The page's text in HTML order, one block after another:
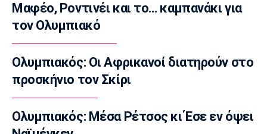
Champions League
Μαφέο, Ροντινέι και το… καμπανάκι για τον
Ολυμπιακό
Super League 1
Βόλος: Ανακοίνωσε χορηγική συμφωνία
23:32
Εθνικές Μπάσκετ
Μαφέο, Ροντινέι και το… καμπανάκι για
τον Ολυμπιακό
Ολυμπιακός: Οι Αφρικανοί διατηρούν στο
προσκήνιο τον Σκίρι
Ολυμπιακός: Μέσα Ρέτσος κι Έσε εν όψει